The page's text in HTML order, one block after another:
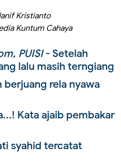
Kristianto
Kuntum Cahaya
PUISI- Setelah
lalu masih terngiang
berjuang rela nyawa
Kata ajaib pembakar
syahid tercatat